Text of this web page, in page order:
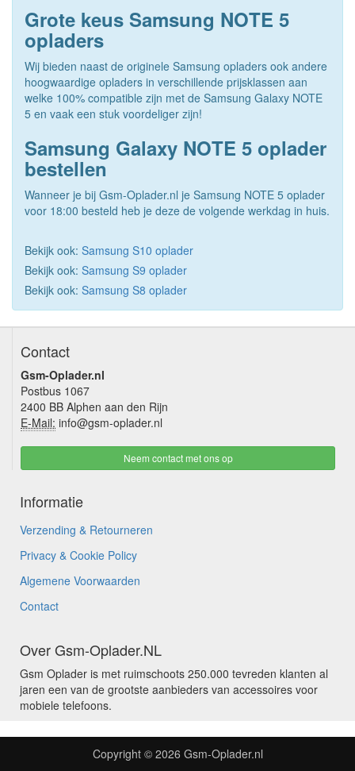
Grote keus Samsung NOTE 5
opladers
Wij bieden naast de originele Samsung opladers ook andere
hoogwaardige opladers in verschillende prijsklassen aan
welke 100% compatible zijn met de Samsung Galaxy NOTE
5 en vaak een stuk voordeliger zijn!
Samsung Galaxy NOTE 5 oplader
bestellen
Wanneer je bij Gsm-Oplader.nl je Samsung NOTE 5 oplader
voor 18:00 besteld heb je deze de volgende werkdag in huis.
Bekijk ook: Samsung S10 oplader
Bekijk ook: Samsung S9 oplader
Bekijk ook: Samsung S8 oplader
Contact
Gsm-Oplader.nl
Postbus 1067
2400 BB Alphen aan den Rijn
E-Mail: info@gsm-oplader.nl
Neem contact met ons op
Informatie
Verzending & Retourneren
Privacy & Cookie Policy
Algemene Voorwaarden
Contact
Over Gsm-Oplader.NL
Gsm Oplader is met ruimschoots 250.000 tevreden klanten al
jaren een van de grootste aanbieders van accessoires voor
mobiele telefoons.
Copyright © 2026 Gsm-Oplader.nl